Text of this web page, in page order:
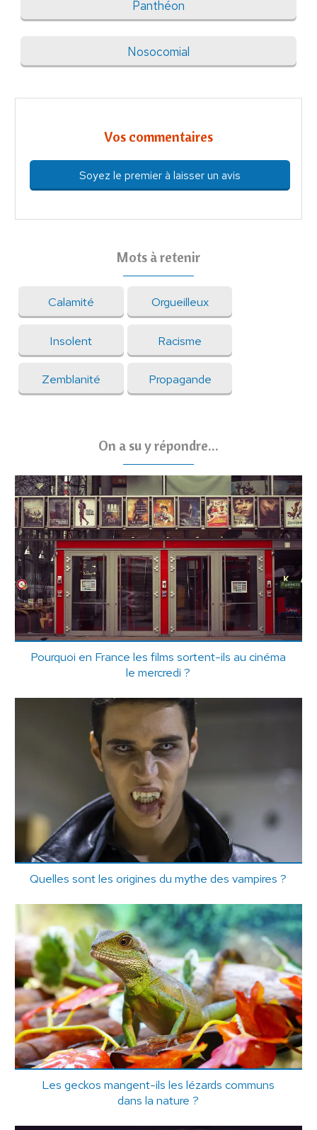
Panthéon
Nosocomial
Vos commentaires
Soyez le premier à laisser un avis
Mots à retenir
Calamité Orgueilleux
Insolent Racisme
Zemblanité Propagande
On a su y répondre...
Pourquoi en France les films sortent-ils au cinéma
le mercredi ?
Quelles sont les origines du mythe des vampires ?
Les geckos mangent-ils les lézards communs
dans la nature ?